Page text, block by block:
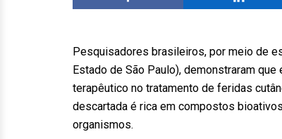
Pesquisadores brasileiros, por meio de
Estado de São Paulo), demonstraram
terapêutico no tratamento de feridas
descartada é rica em compostos
organismos.